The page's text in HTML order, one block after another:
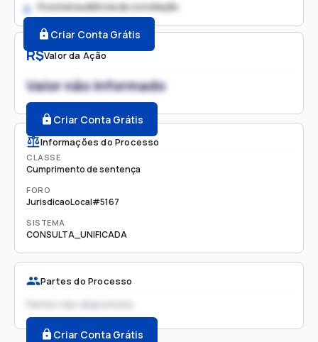
R$Valor da Ação
Valor não informado
Criar Conta Grátis
Informações do Processo
CLASSE
Cumprimento de sentença
FORO
JurisdicaoLocal#5167
SISTEMA
CONSULTA_UNIFICADA
Partes do Processo
Partes não disponíveis
Criar Conta Grátis
2. Possível audiência de conciliação
Criar Conta Grátis